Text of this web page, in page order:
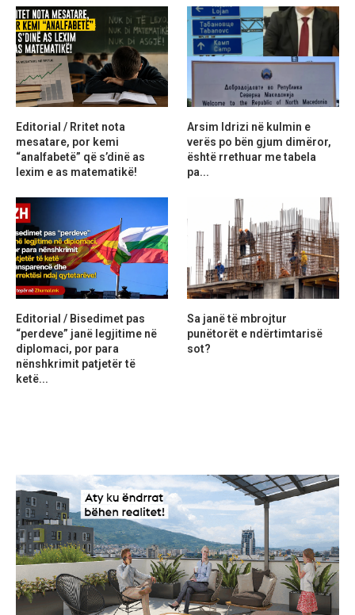
Editorial / Rritet nota
mesatare, por kemi
“analfabetë” që s’dinë as
lexim e as matematikë!
Arsim Idrizi në kulmin e
verës po bën gjum dimëror,
është rrethuar me tabela
pa...
Editorial / Bisedimet pas
“perdeve” janë legjitime në
diplomaci, por para
nënshkrimit patjetër të
ketë...
Sa janë të mbrojtur
punëtorët e ndërtimtarisë
sot?